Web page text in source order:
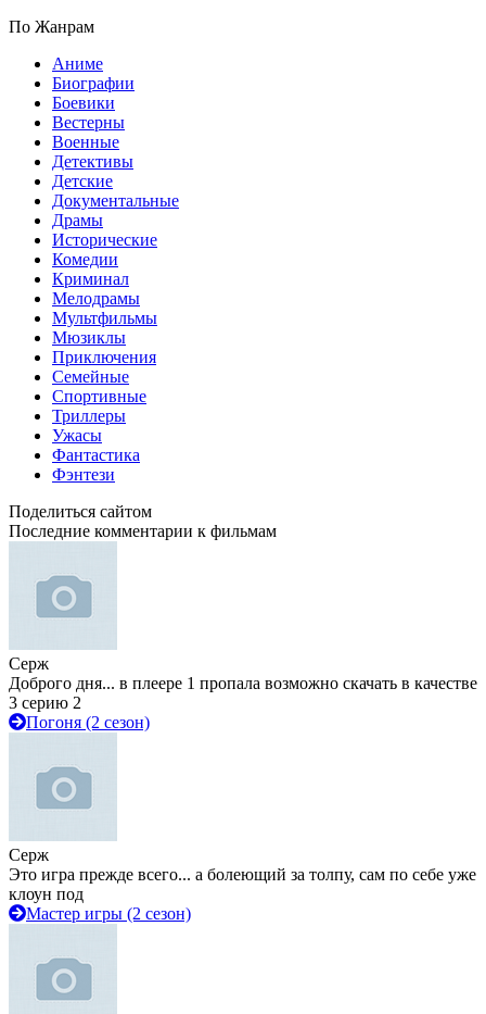
По Жанрам
Аниме
Биографии
Боевики
Вестерны
Военные
Детективы
Детские
Документальные
Драмы
Исторические
Комедии
Криминал
Мелодрамы
Мультфильмы
Мюзиклы
Приключения
Семейные
Спортивные
Триллеры
Ужасы
Фантастика
Фэнтези
Поделиться сайтом
Последние комментарии к фильмам
Серж
Доброго дня... в плеере 1 пропала возможно скачать в качестве
3 серию 2
Погоня (2 сезон)
Серж
Это игра прежде всего... а болеющий за толпу, сам по себе уже
клоун под
Мастер игры (2 сезон)